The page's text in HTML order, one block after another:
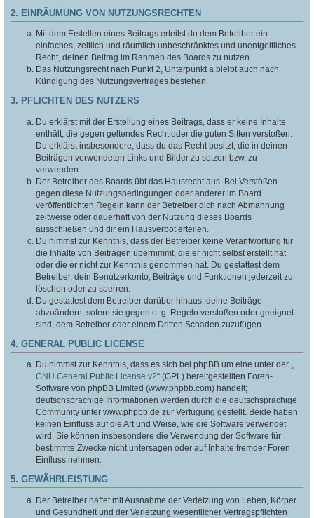
2. EINRÄUMUNG VON NUTZUNGSRECHTEN
Mit dem Erstellen eines Beitrags erteilst du dem Betreiber ein
einfaches, zeitlich und räumlich unbeschränktes und unentgeltliches
Recht, deinen Beitrag im Rahmen des Boards zu nutzen.
Das Nutzungsrecht nach Punkt 2, Unterpunkt a bleibt auch nach
Kündigung des Nutzungsvertrages bestehen.
3. PFLICHTEN DES NUTZERS
Du erklärst mit der Erstellung eines Beitrags, dass er keine Inhalte
enthält, die gegen geltendes Recht oder die guten Sitten verstoßen.
Du erklärst insbesondere, dass du das Recht besitzt, die in deinen
Beiträgen verwendeten Links und Bilder zu setzen bzw. zu
verwenden.
Der Betreiber des Boards übt das Hausrecht aus. Bei Verstößen
gegen diese Nutzungsbedingungen oder anderer im Board
veröffentlichten Regeln kann der Betreiber dich nach Abmahnung
zeitweise oder dauerhaft von der Nutzung dieses Boards
ausschließen und dir ein Hausverbot erteilen.
Du nimmst zur Kenntnis, dass der Betreiber keine Verantwortung für
die Inhalte von Beiträgen übernimmt, die er nicht selbst erstellt hat
oder die er nicht zur Kenntnis genommen hat. Du gestattest dem
Betreiber, dein Benutzerkonto, Beiträge und Funktionen jederzeit zu
löschen oder zu sperren.
Du gestattest dem Betreiber darüber hinaus, deine Beiträge
abzuändern, sofern sie gegen o. g. Regeln verstoßen oder geeignet
sind, dem Betreiber oder einem Dritten Schaden zuzufügen.
4. GENERAL PUBLIC LICENSE
Du nimmst zur Kenntnis, dass es sich bei phpBB um eine unter der „
GNU General Public License v2“ (GPL) bereitgestellten Foren-
Software von phpBB Limited (www.phpbb.com) handelt;
deutschsprachige Informationen werden durch die deutschsprachige
Community unter www.phpbb.de zur Verfügung gestellt. Beide haben
keinen Einfluss auf die Art und Weise, wie die Software verwendet
wird. Sie können insbesondere die Verwendung der Software für
bestimmte Zwecke nicht untersagen oder auf Inhalte fremder Foren
Einfluss nehmen.
5. GEWÄHRLEISTUNG
Der Betreiber haftet mit Ausnahme der Verletzung von Leben, Körper
und Gesundheit und der Verletzung wesentlicher Vertragspflichten